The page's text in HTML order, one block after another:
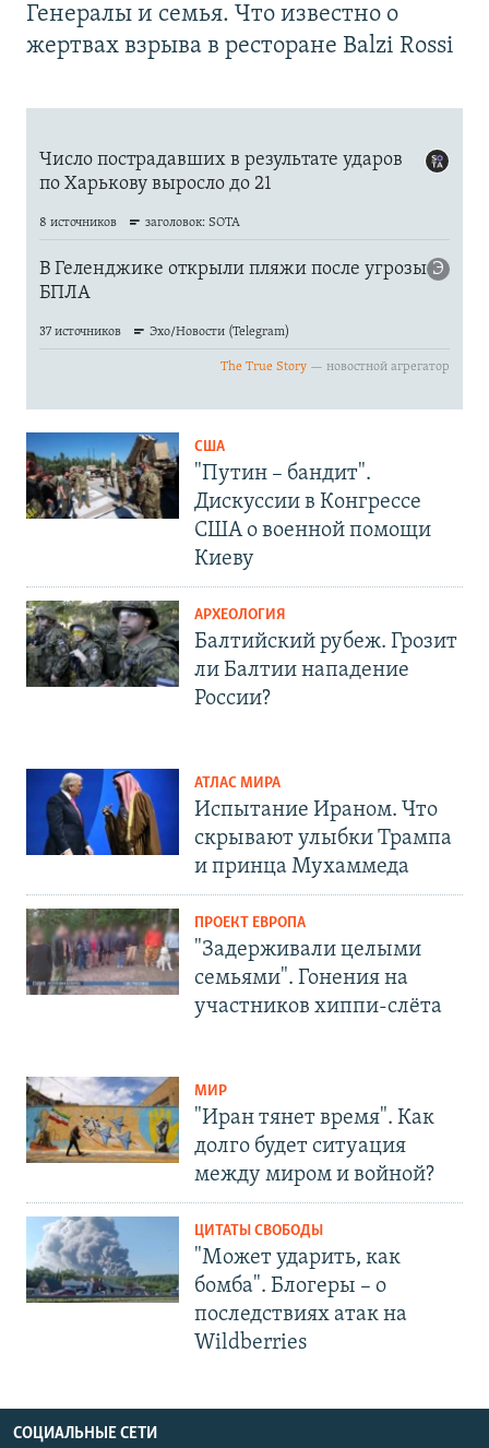
Генералы и семья. Что известно о
жертвах взрыва в ресторане Balzi Rossi
США
"Путин – бандит".
Дискуссии в Конгрессе
США о военной помощи
Киеву
АРХЕОЛОГИЯ
Балтийский рубеж. Грозит
ли Балтии нападение
России?
АТЛАС МИРА
Испытание Ираном. Что
скрывают улыбки Трампа
и принца Мухаммеда
ПРОЕКТ ЕВРОПА
"Задерживали целыми
семьями". Гонения на
участников хиппи-слёта
МИР
"Иран тянет время". Как
долго будет ситуация
между миром и войной?
ЦИТАТЫ СВОБОДЫ
"Может ударить, как
бомба". Блогеры – о
последствиях атак на
Wildberries
СОЦИАЛЬНЫЕ СЕТИ